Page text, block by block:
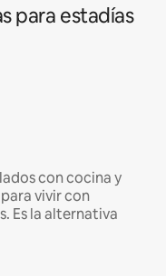
para estadías
con cocina y
vivir con
Es la alternativa